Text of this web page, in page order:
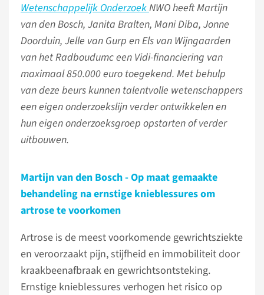
Wetenschappelijk OnderzoekNWO heeft Martijn
van den Bosch, Janita Bralten, Mani Diba, Jonne
Doorduin, Jelle van Gurp en Els van Wijngaarden
van het Radboudumc een Vidi-financiering van
maximaal 850.000 euro toegekend. Met behulp
van deze beurs kunnen talentvolle wetenschappers
een eigen onderzoekslijn verder ontwikkelen en
hun eigen onderzoeksgroep opstarten of verder
uitbouwen.
Martijn van den Bosch - Op maat gemaakte
behandeling na ernstige knieblessures om
artrose te voorkomen
Artrose is de meest voorkomende gewrichtsziekte
en veroorzaakt pijn, stijfheid en immobiliteit door
kraakbeenafbraak en gewrichtsontsteking.
Ernstige knieblessures verhogen het risico op